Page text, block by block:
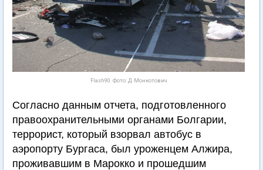
Flash90. Фото: Д. Монкотович
Согласно данным отчета, подготовленного
правоохранительными органами Болгарии,
террорист, который взорвал автобус в
аэропорту Бургаса, был уроженцем Алжира,
проживавшим в Марокко и прошедшим